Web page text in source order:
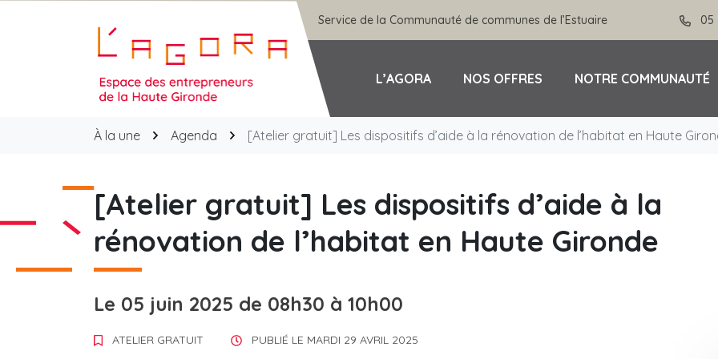
Service de la Communauté de communes de l’Estuaire 05
Agora L’AGORA NOS OFFRES NOTRE COMMUNAUTÉ
À la une Agenda [Atelier gratuit] Les dispositifs d’aide à la rénovation de l’habitat en Haute
[Atelier gratuit] Les dispositifs d’aide à la
rénovation de l’habitat en Haute Gironde
Le 05 juin 2025 de 08h30 à 10h00
ATELIER GRATUIT PUBLIÉ LE MARDI 29 AVRIL 2025